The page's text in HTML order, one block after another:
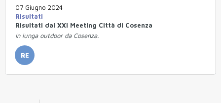
07 Giugno 2024
Risultati
Risultati dal XXI Meeting Città di Cosenza
In lunga outdoor da Cosenza.
RE